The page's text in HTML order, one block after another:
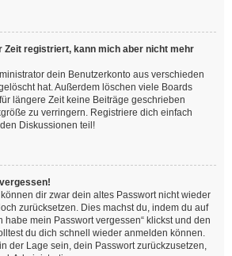
Zeit registriert, kann mich aber nicht mehr
dein Benutzerkonto aus verschieden
hat. Außerdem löschen viele Boards
längere Zeit keine Beiträge geschrieben
zu verringern. Registriere dich einfach
Diskussionen teil!
dir zwar dein altes Passwort nicht wieder
zurücksetzen. Dies machst du, indem du auf
habe mein Passwort vergessen“ klickst und den
du dich schnell wieder anmelden können.
der Lage sein, dein Passwort zurückzusetzen,